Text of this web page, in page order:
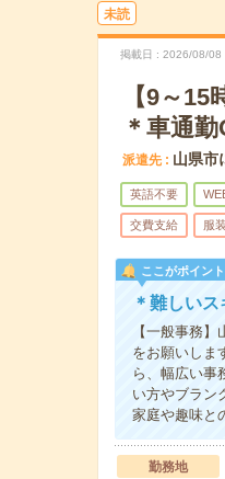
未読
掲載日 2026/08/08
【9～
＊車通
派遣先 山県市
英語不要
交費支給 服
ここがポイント
＊難しい
【一般事務
をお願いしま
ら、幅広い事
い方やブラン
家庭や趣味と
勤務地